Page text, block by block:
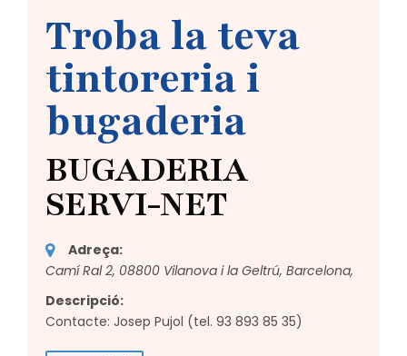
Troba la teva
tintoreria i
bugaderia
BUGADERIA
SERVI-NET
Adreça:
Camí Ral 2, 08800 Vilanova i la Geltrú, Barcelona,
Descripció:
Contacte: Josep Pujol (tel. 93 893 85 35)